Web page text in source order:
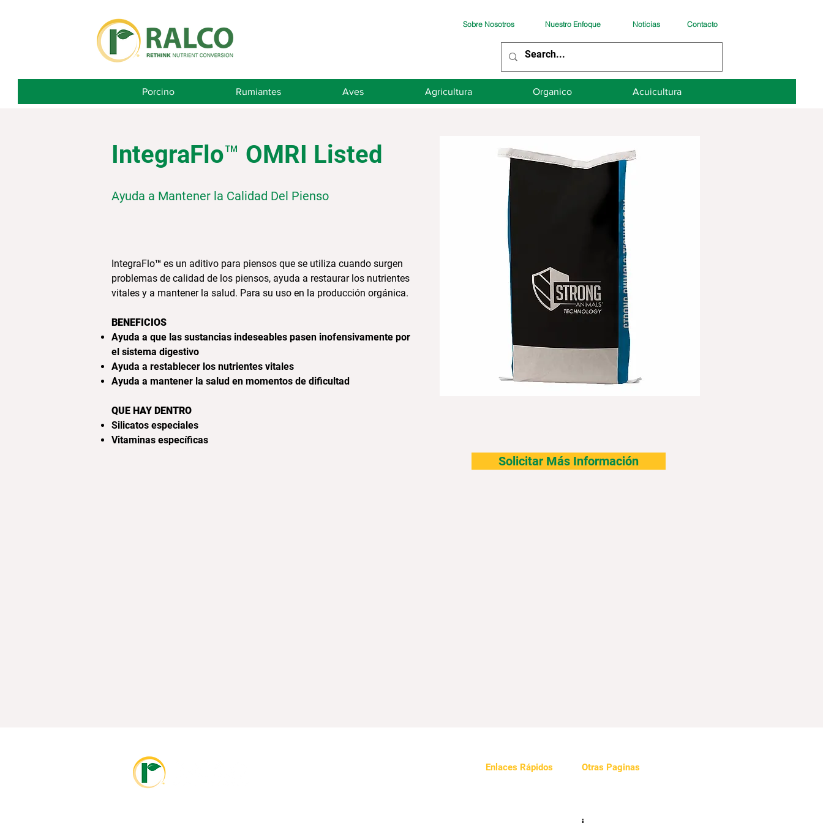
Sobre Nosotros Nuestro Enfoque Noticias Contacto
Porcino Rumiantes Aves Agricultura Organico Acuicultura
IntegraFlo™ OMRI Listed
Ayuda a Mantener la Calidad Del Pienso
IntegraFlo™ es un aditivo para piensos que se utiliza cuando surgen
problemas de calidad de los piensos, ayuda a restaurar los nutrientes
vitales y a mantener la salud. Para su uso en la producción orgánica.
BENEFICIOS
Ayuda a que las sustancias indeseables pasen inofensivamente por
el sistema digestivo
Ayuda a restablecer los nutrientes vitales
Ayuda a mantener la salud en momentos de dificultad
QUE HAY DENTRO
Silicatos especiales
Vitaminas específicas
Solicitar Más Información
Enlaces Rápidos Otras Paginas